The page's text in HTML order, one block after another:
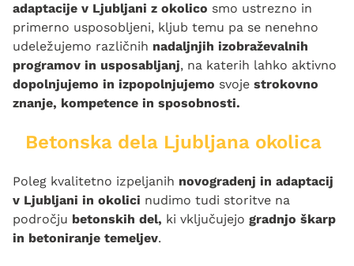
adaptacije v Ljubljani z okolico smo ustrezno in
primerno usposobljeni, kljub temu pa se nenehno
udeležujemo različnih nadaljnjih izobraževalnih
programov in usposabljanj, na katerih lahko aktivno
dopolnjujemo in izpopolnjujemo svoje strokovno
znanje, kompetence in sposobnosti.
Betonska dela Ljubljana okolica
Poleg kvalitetno izpeljanih novogradenj in adaptacij
v Ljubljani in okolici nudimo tudi storitve na
področju betonskih del, ki vključujejo gradnjo škarp
in betoniranje temeljev.